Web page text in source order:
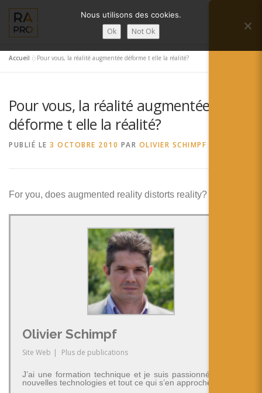
contenu
Menu
SERVICES RA’PRO ACTUALITÉ DE LA RA
Français
Deutsch
简体中文
日本語
Español
Accueil »Pour vous, la réalité augmentée déforme t elle la réalité?
Pour vous, la réalité augmentée
déforme t elle la réalité?
PUBLIÉ LE 3 OCTOBRE 2010 PAR OLIVIER SCHIMPF
For you, does augmented reality distorts reality?
Olivier Schimpf
Site Web | Plus de publications
J’ai une formation technique et je suis passionné par les
nouvelles technologies et tout ce qui s’en approche.
Nous utilisons des cookies.
Ok Not Ok